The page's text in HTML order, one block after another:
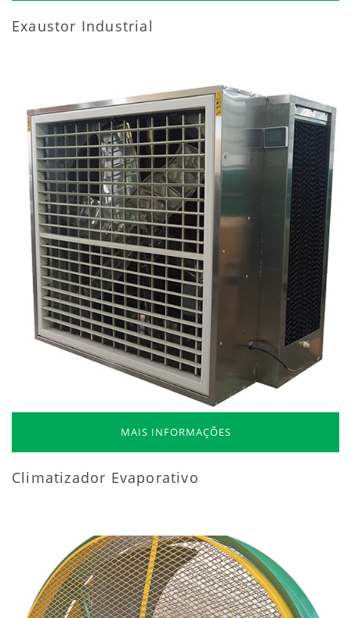
Exaustor Industrial
MAIS INFORMAÇÕES
Climatizador Evaporativo